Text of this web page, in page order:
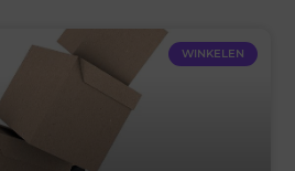
WINKELEN